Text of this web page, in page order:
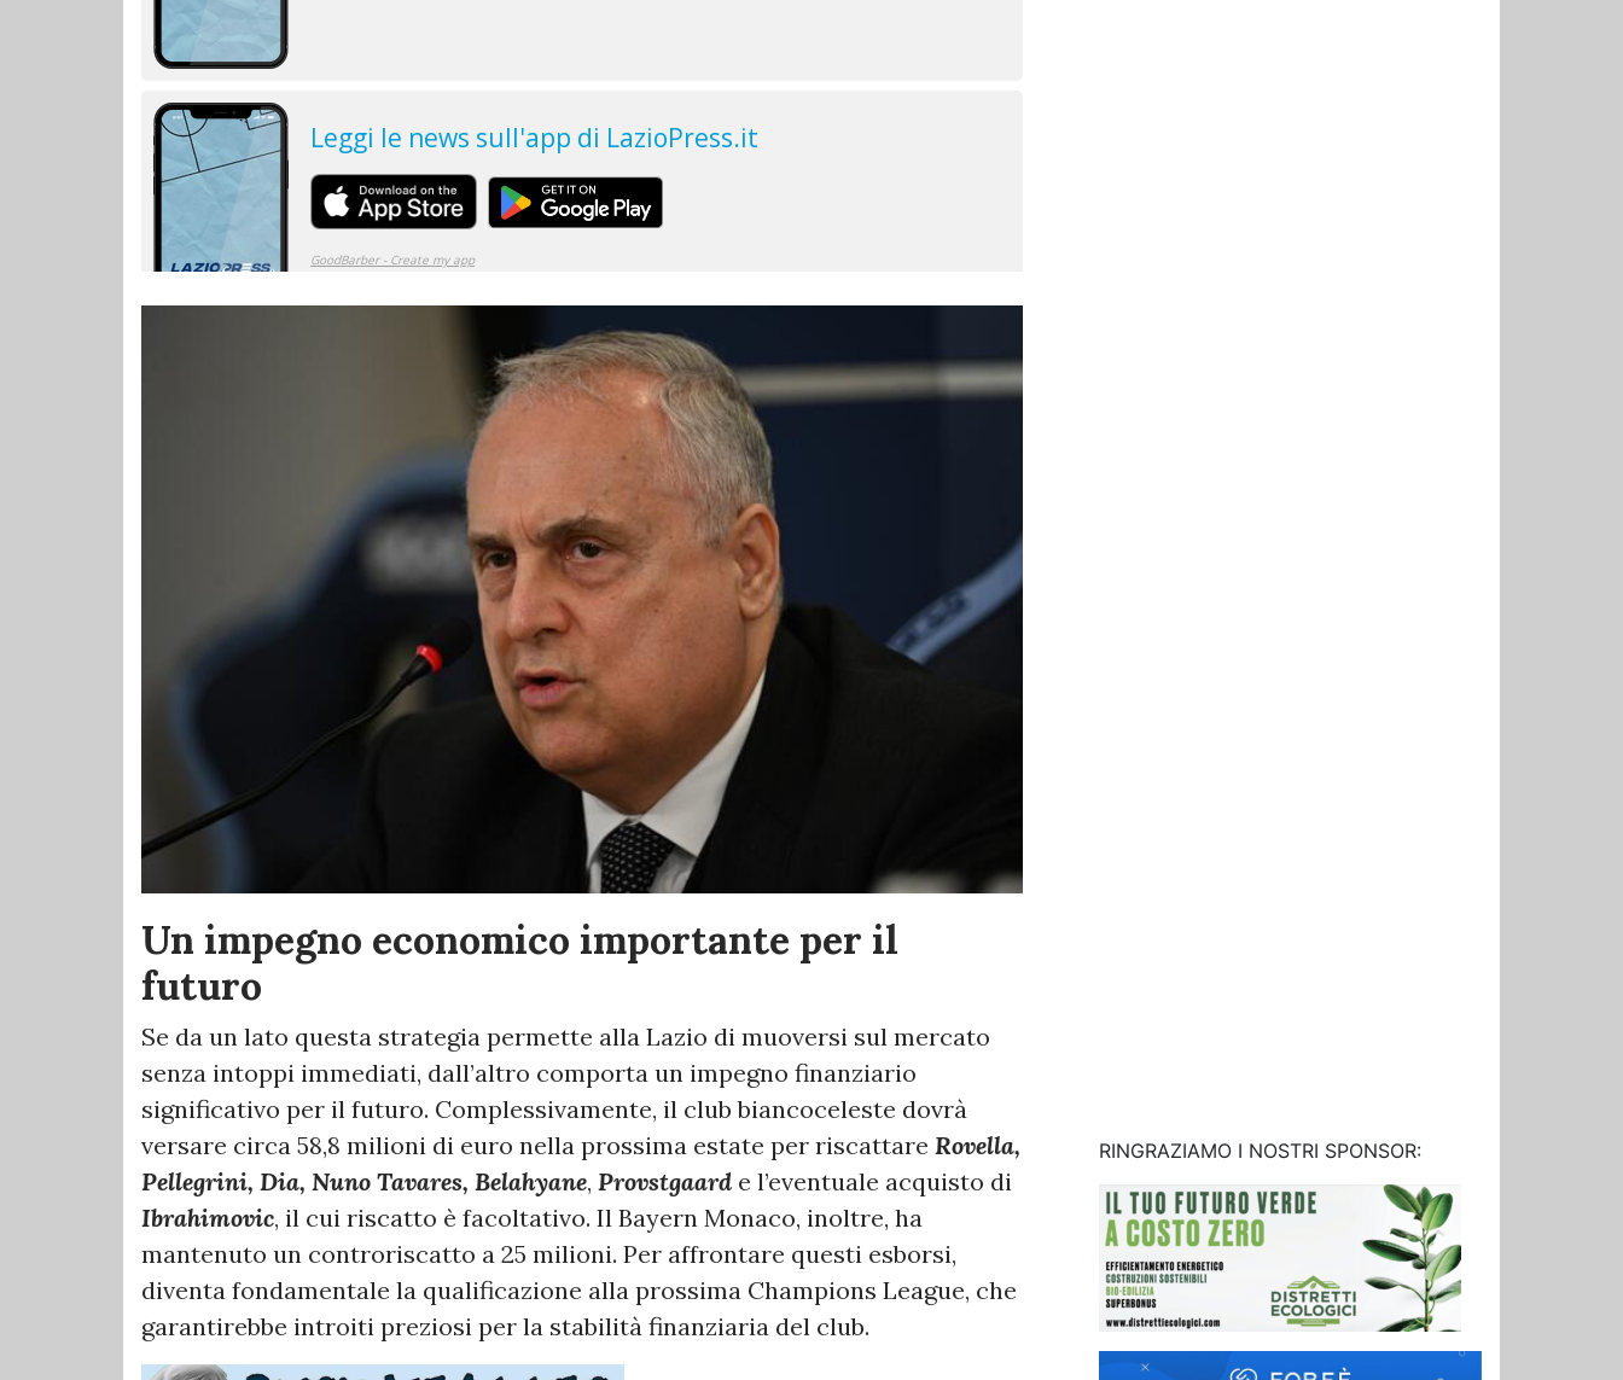
Un impegno economico importante per il
futuro
Se da un lato questa strategia permette alla Lazio di muoversi sul mercato
senza intoppi immediati, dall’altro comporta un impegno finanziario
significativo per il futuro. Complessivamente, il club biancoceleste dovrà
versare circa 58,8 milioni di euro nella prossima estate per riscattare Rovella,
Pellegrini, Dia, Nuno Tavares, Belahyane, Provstgaard e l’eventuale acquisto di
Ibrahimovic, il cui riscatto è facoltativo. Il Bayern Monaco, inoltre, ha
mantenuto un controriscatto a 25 milioni. Per affrontare questi esborsi,
diventa fondamentale la qualificazione alla prossima Champions League, che
garantirebbe introiti preziosi per la stabilità finanziaria del club.
RINGRAZIAMO I NOSTRI SPONSOR: